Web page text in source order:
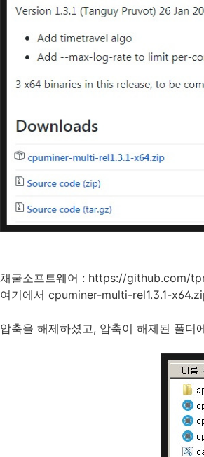
채굴소프트웨어 : https://github.com/
여기에서 cpuminer-multi-rel1.3.1-
압축을 해제하셨고, 압축이 해제된 폴